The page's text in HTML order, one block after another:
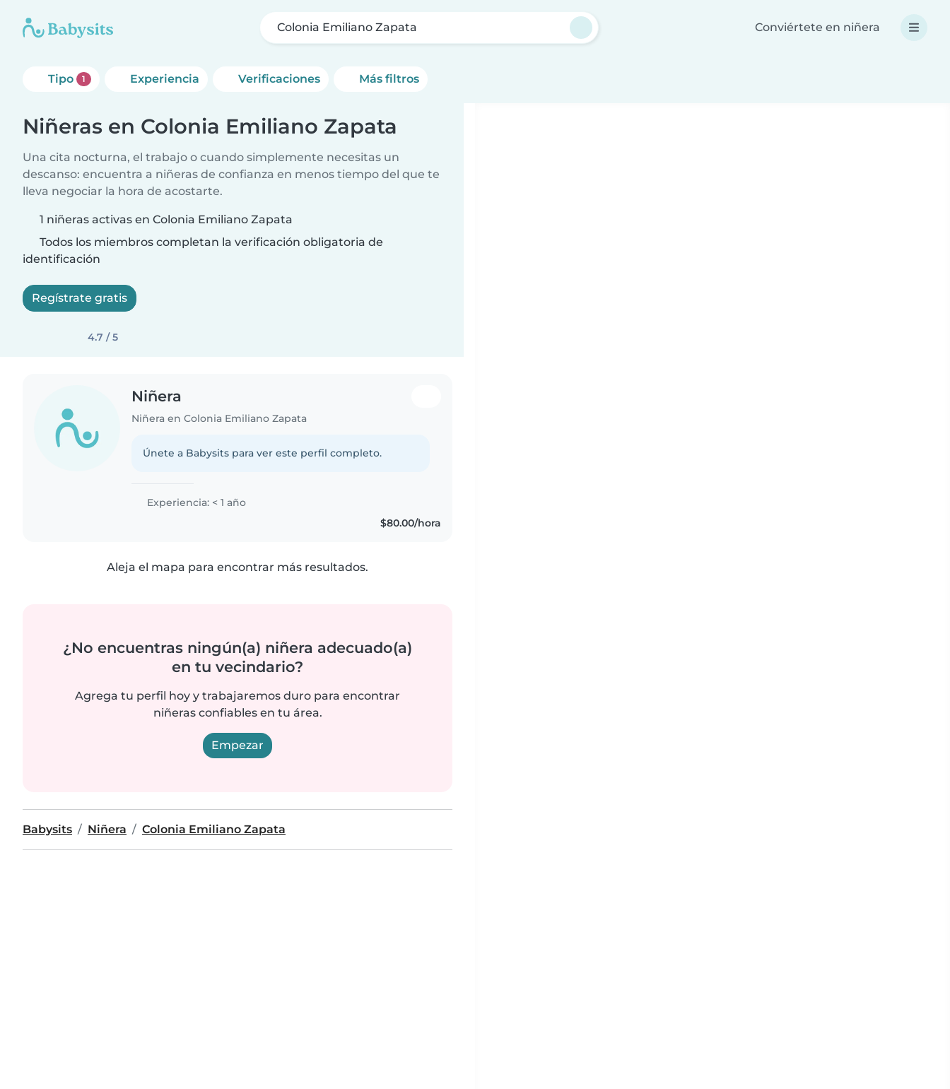
Colonia Emiliano Zapata Conviértete en niñera
Tipo 1 Experiencia Verificaciones Más filtros
Niñeras en Colonia Emiliano Zapata
Una cita nocturna, el trabajo o cuando simplemente necesitas un
descanso: encuentra a niñeras de confianza en menos tiempo del que te
lleva negociar la hora de acostarte.
1 niñeras activas en Colonia Emiliano Zapata
Todos los miembros completan la verificación obligatoria de
identificación
Regístrate gratis
4.7 / 5
Niñera
Niñera en Colonia Emiliano Zapata
Únete a Babysits para ver este perfil completo.
Experiencia: < 1 año
$80.00/hora
Aleja el mapa para encontrar más resultados.
¿No encuentras ningún(a) niñera adecuado(a)
en tu vecindario?
Agrega tu perfil hoy y trabajaremos duro para encontrar
niñeras confiables en tu área.
Empezar
Babysits Niñera Colonia Emiliano Zapata